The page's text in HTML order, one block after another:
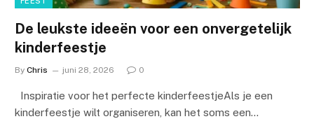
De leukste ideeën voor een onvergetelijk
kinderfeestje
By Chris juni 28, 2026 0
Inspiratie voor het perfecte kinderfeestjeAls je een
kinderfeestje wilt organiseren, kan het soms een…